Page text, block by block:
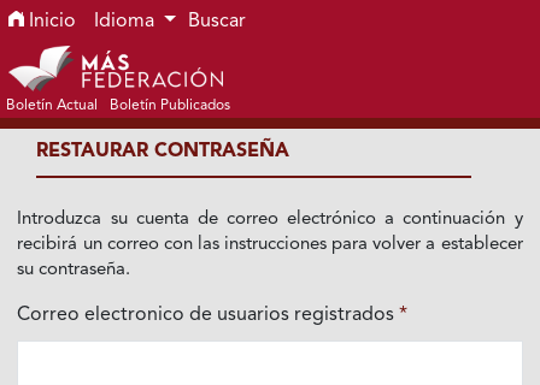
Ir al menú de navegación principal
Ir al contenido principal
Ir al pie de página del sitio
Inicio Idioma Buscar
Boletín Actual Boletín Publicados
RESTAURAR CONTRASEÑA
Introduzca su cuenta de correo electrónico a continuación y
recibirá un correo con las instrucciones para volver a establecer
su contraseña.
Correo electronico de usuarios registrados*
Obligatorio